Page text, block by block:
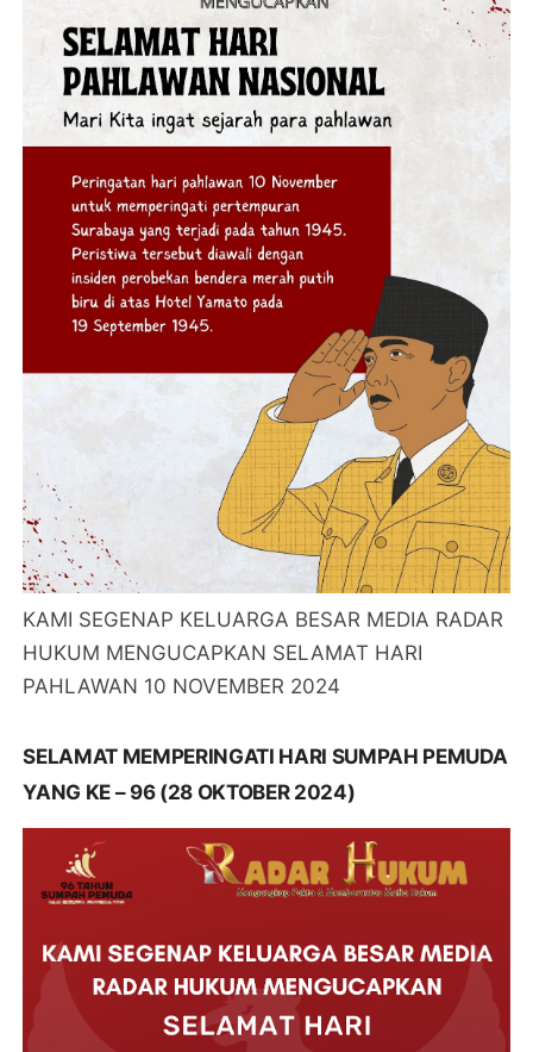
KAMI SEGENAP KELUARGA BESAR MEDIA RADAR
HUKUM MENGUCAPKAN SELAMAT HARI
PAHLAWAN 10 NOVEMBER 2024
SELAMAT MEMPERINGATI HARI SUMPAH PEMUDA
YANG KE – 96 (28 OKTOBER 2024)